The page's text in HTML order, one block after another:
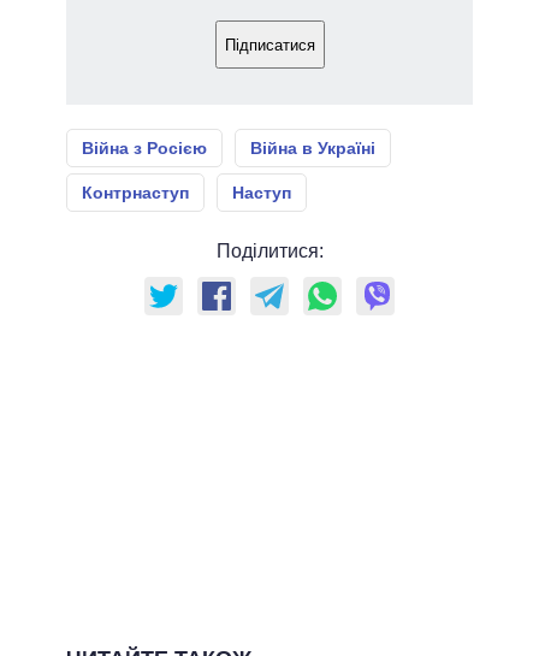
Підписатися
Війна з Росією Війна в Україні
Контрнаступ Наступ
Поділитися: